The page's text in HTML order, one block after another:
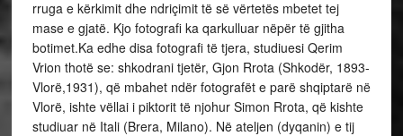
rruga e kërkimit dhe ndriçimit të së vërtetës mbetet tej
mase e gjatë. Kjo fotografi ka qarkulluar nëpër të gjitha
botimet.Ka edhe disa fotografi të tjera, studiuesi Qerim
Vrion thotë se: shkodrani tjetër, Gjon Rrota (Shkodër, 1893-
Vlorë,1931), që mbahet ndër fotografët e parë shqiptarë në
Vlorë, ishte vëllai i piktorit të njohur Simon Rrota, që kishte
studiuar në Itali (Brera, Milano). Në ateljen (dyqanin) e tij